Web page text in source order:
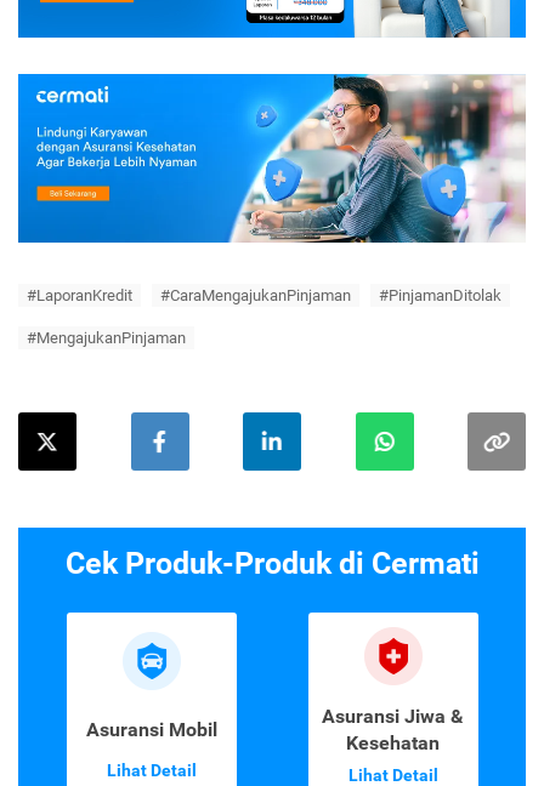
#LaporanKredit #CaraMengajukanPinjaman #PinjamanDitolak
#MengajukanPinjaman
Cek Produk-Produk di Cermati
Asuransi Mobil
Lihat Detail
Asuransi Jiwa &
Kesehatan
Lihat Detail